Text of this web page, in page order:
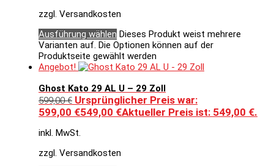
zzgl. Versandkosten
Ausführung wählen Dieses Produkt weist mehrere
Varianten auf. Die Optionen können auf der
Produktseite gewählt werden
Angebot!
Ghost Kato 29 AL U – 29 Zoll
599,00€ Ursprünglicher Preis war:
599,00 €549,00 €Aktueller Preis ist: 549,00 €.
inkl. MwSt.
zzgl. Versandkosten